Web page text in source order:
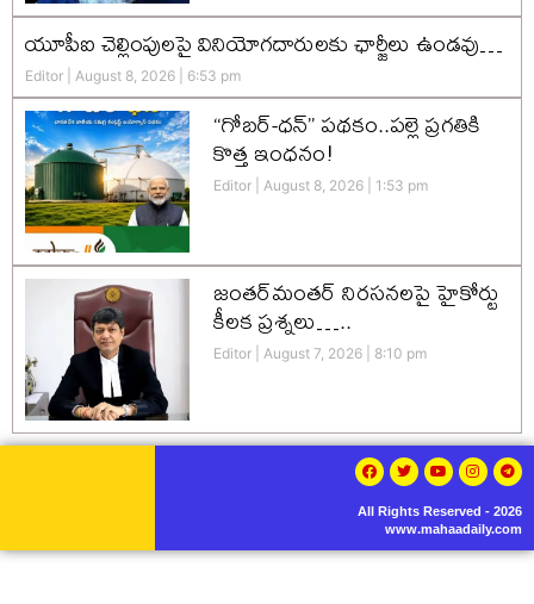
యూపీఐ చెల్లింపులపై వినియోగదారులకు ఛార్జీలు ఉండవు…
Editor August 8, 2026 6:53 pm
“గోబర్-ధన్” పథకం..పల్లె ప్రగతికి
కొత్త ఇంధనం!
Editor August 8, 2026 1:53 pm
జంతర్‌మంతర్ నిరసనలపై హైకోర్టు
కీలక ప్రశ్నలు…..
Editor August 7, 2026 8:10 pm
All Rights Reserved - 2026
www.mahaadaily.com